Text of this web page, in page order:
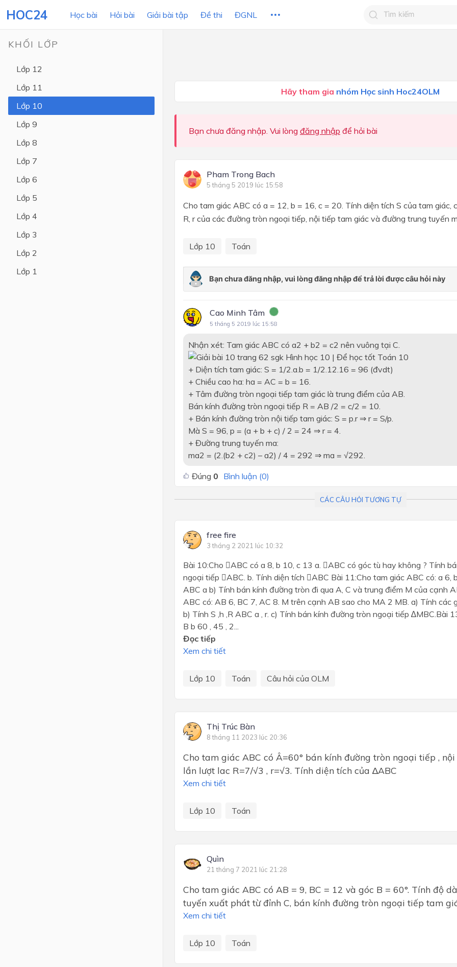
HOC24 Học bài Hỏi bài Giải bài tập Đề thi ĐGNL
Lớp 12
Lớp 11
KHỐI LỚP
Lớp 12
Lớp 11
Lớp 10
Lớp 9
Lớp 8
Lớp 7
Lớp 6
Lớp 5
Lớp 4
Lớp 3
Lớp 2
Lớp 1
Hãy tham gia nhóm Học sinh Hoc24OLM
Bạn chưa đăng nhập. Vui lòng đăng nhập để hỏi bài
Pham Trong Bach
5 tháng 5 2019 lúc 15:58
Cho tam giác ABC có a = 12, b = 16, c = 20. Tính diện tích S của tam giác,
R, r của các đường tròn ngoại tiếp, nội tiếp tam giác và đường trung tuyến
Lớp 10 Toán
Cao Minh Tâm
5 tháng 5 2019 lúc 15:58
Nhận xét: Tam giác ABC có a2 + b2 = c2 nên vuông tại C.
+ Diện tích tam giác: S = 1/2.a.b = 1/2.12.16 = 96 (đvdt)
+ Chiều cao ha: ha = AC = b = 16.
+ Tâm đường tròn ngoại tiếp tam giác là trung điểm của AB.
Bán kính đường tròn ngoại tiếp R = AB /2 = c/2 = 10.
+ Bán kính đường tròn nội tiếp tam giác: S = p.r ⇒ r = S/p.
Mà S = 96, p = (a + b + c) / 2 = 24 ⇒ r = 4.
+ Đường trung tuyến ma:
ma2 = (2.(b2 + c2) – a2) / 4 = 292 ⇒ ma = √292.
Đúng 0 Bình luận (0)
CÁC CÂU HỎI TƯƠNG TỰ
free fire
3 tháng 2 2021 lúc 10:32
Bài 10:Cho ABC có a 8, b 10, c 13 a. ABC có góc tù hay không ? Tính
ngoại tiếp ABC. b. Tính diện tích ABC Bài 11:Cho tam giác ABC có: a 6,
ABC a b) Tính bán kính đường tròn đi qua A, C và trung điểm M của cạnh
ABC có: AB 6, BC 7, AC 8. M trên cạnh AB sao cho MA 2 MB. a) Tính các
b) Tính S ,h ,R ABC a , r. c) Tính bán kính đường tròn ngoại tiếp ∆MBC.Bài
B b 60 , 45 , 2...
Đọc tiếp
Xem chi tiết
Lớp 10 Toán Câu hỏi của OLM
Thị Trúc Bàn
8 tháng 11 2023 lúc 20:36
Cho tam giác ABC có Â=60° bán kính đường tròn ngoại tiếp ,
lần lượt lac R=7/√3 , r=√3. Tính diện tích của ∆ABC
Xem chi tiết
Lớp 10 Toán
Quìn
21 tháng 7 2021 lúc 21:28
Cho tam giác ABC có AB = 9, BC = 12 và góc B = 60°. Tính độ
tuyến xuất phát từ đỉnh C, bán kính đường tròn ngoại tiếp tam
Xem chi tiết
Lớp 10 Toán